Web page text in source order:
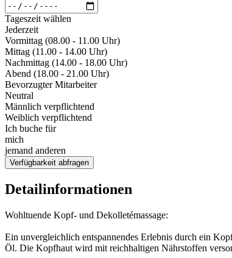
Tageszeit wählen
Jederzeit
Vormittag (08.00 - 11.00 Uhr)
Mittag (11.00 - 14.00 Uhr)
Nachmittag (14.00 - 18.00 Uhr)
Abend (18.00 - 21.00 Uhr)
Bevorzugter Mitarbeiter
Neutral
Männlich verpflichtend
Weiblich verpflichtend
Ich buche für
mich
jemand anderen
Verfügbarkeit abfragen
Detailinformationen
Wohltuende Kopf- und Dekolletémassage:
Ein unvergleichlich entspannendes Erlebnis durch ein
Öl. Die Kopfhaut wird mit reichhaltigen Nährstoffen